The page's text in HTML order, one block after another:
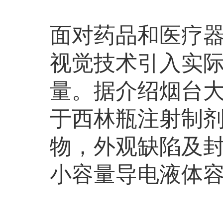
面对药品和医疗
视觉技术引入实
量。据介绍烟台
于西林瓶注射制
物，外观缺陷及
小容量导电液体